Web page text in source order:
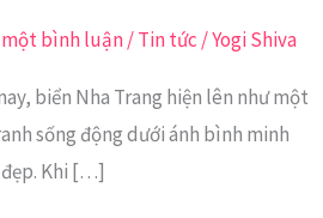
bình luận/Tin tức/Yogi Shiva
biển Nha Trang hiện lên như một
sống động dưới ánh bình minh
Khi […]